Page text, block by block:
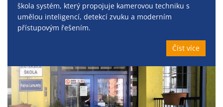
škola systém, který propojuje kamerovou techniku s
umělou inteligencí, detekcí zvuku a moderním
přístupovým řešením.
Číst více